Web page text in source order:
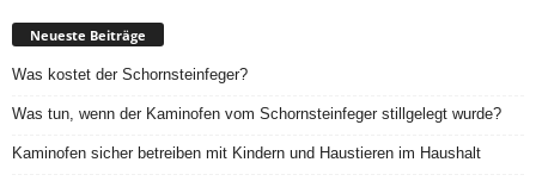
Neueste Beiträge
Was kostet der Schornsteinfeger?
Was tun, wenn der Kaminofen vom Schornsteinfeger stillgelegt wurde?
Kaminofen sicher betreiben mit Kindern und Haustieren im Haushalt